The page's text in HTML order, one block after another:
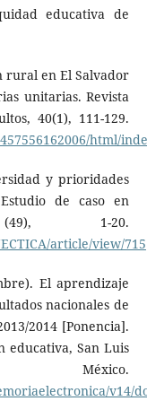
educativa de
rural en El Salvador
unitarias. Revista
40(1), 111-129.
html/
y prioridades
de caso en
1-20.
article/view/715
El aprendizaje
nacionales de
2014 [Ponencia].
educativa, San Luis
v14/